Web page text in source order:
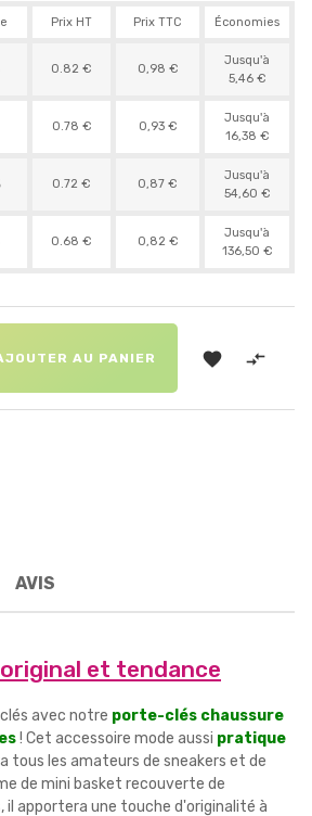
Prix HT Prix TTC Économies
0.82 € 0,98 €
Jusqu'à
5,46 €
0.78 € 0,93 €
Jusqu'à
16,38 €
0.72 € 0,87 €
Jusqu'à
54,60 €
0.68 € 0,82 €
Jusqu'à
136,50 €
AU PANIER  
AVIS
et tendance
avec notre porte-clés chaussure
! Cet accessoire mode aussi pratique
tous les amateurs de sneakers et de
de mini basket recouverte de
apportera une touche d'originalité à